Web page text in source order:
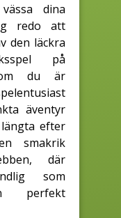
dina
redo att
den läckra
på
om du är
äventyr
efter
smakrik
där
som
perfekt